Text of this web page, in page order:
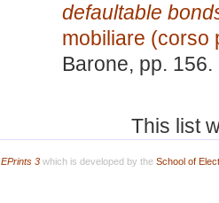
defaultable
mobiliare (corso
Barone, pp.
This list
EPrints 3which is developed by the School of